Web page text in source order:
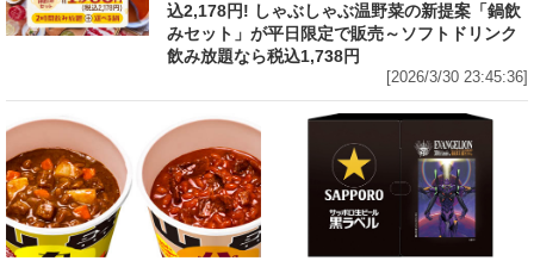
込2,178円! しゃぶしゃぶ温野菜の新提案「鍋飲
みセット」が平日限定で販売～ソフトドリンク
飲み放題なら税込1,738円
[2026/3/30 23:45:36]